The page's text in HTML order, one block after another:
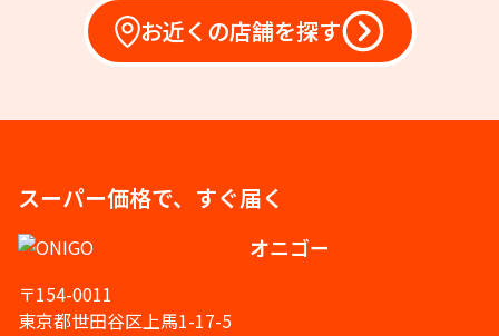
お近くの店舗を探す
スーパー価格で、すぐ届く
オニゴー
〒154-0011
東京都世田谷区上馬1-17-5